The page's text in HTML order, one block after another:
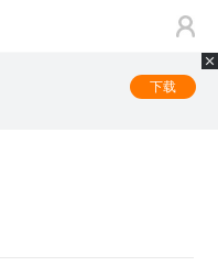
下载